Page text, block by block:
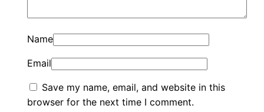
Name
Email
Save my name, email, and website in this
browser for the next time I comment.